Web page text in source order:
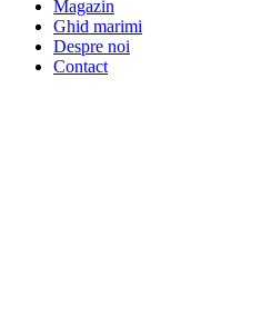
Magazin
Ghid marimi
Despre noi
Contact